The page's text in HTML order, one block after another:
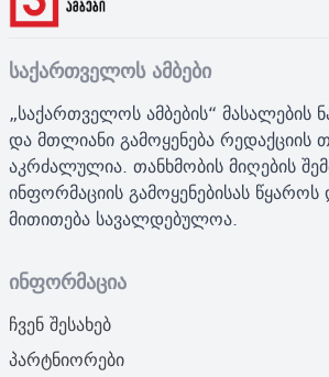
საქართველოს ამბები
„საქართველოს ამბების“ მასალების
და მთლიანი გამოყენება რედაქციის
აკრძალულია. თანხმობის მიღების
ინფორმაციის გამოყენებისას
მითითება სავალდებულოა.
ინფორმაცია
ჩვენ შესახებ
პარტნიორები